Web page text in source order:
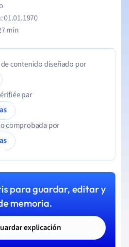
01.01.1970
min
contenido diseñado por
par
comprobada por
para guardar, editar y
memoria.
explicación